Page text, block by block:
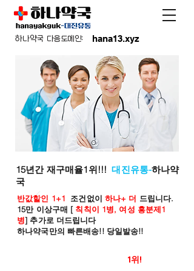
hana13.xyz
하나약국 다음도메인:
15년간 재구매율1위!!!대진유통-하나약
국
반값할인 1+1 조건없이 하나+ 더 드립니다.
15만 이상구매 [ 칙칙이 1병, 여성 흥분제1
병] 추가로 더드립니다
하나약국만의 빠른배송!! 당일발송!!
1위!